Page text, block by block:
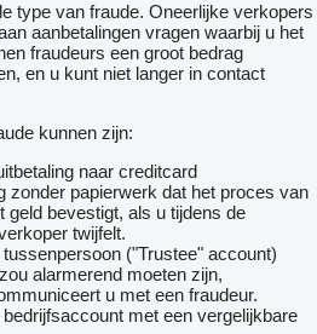
type van fraude. Oneerlijke verkopers
aanbetalingen vragen waarbij u het
fraudeurs een groot bedrag
en u kunt niet langer in contact
kunnen zijn:
naar creditcard
zonder papierwerk dat het proces van
geld bevestigt, als u tijdens de
twijfelt.
("Trustee" account)
alarmerend moeten zijn,
u met een fraudeur.
met een vergelijkbare